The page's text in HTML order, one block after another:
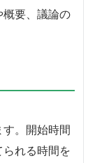
概要、議論の
。開始時間
れる時間を